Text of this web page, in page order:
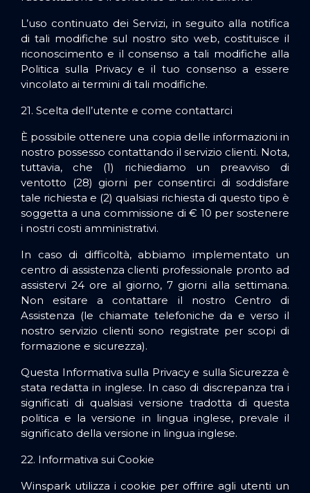
L’uso continuato dei Servizi, in seguito alla notifica
di tali modifiche sul nostro sito web, costituisce il
riconoscimento e il consenso a tali modifiche alla
Politica sulla Privacy e il tuo consenso a essere
vincolato ai termini di tali modifiche.
21. Scelta dell’utente e come contattarci
È possibile ottenere una copia delle informazioni in
nostro possesso contattando il servizio clienti. Nota,
tuttavia, che (1) richiediamo un preavviso di
ventotto (28) giorni per consentirci di soddisfare
tale richiesta e (2) qualsiasi richiesta di questo tipo è
soggetta a una commissione di € 10 per sostenere
i nostri costi amministrativi.
In caso di difficoltà, abbiamo implementato un
centro di assistenza clienti professionale pronto ad
assistervi 24 ore al giorno, 7 giorni alla settimana.
Non esitare a contattare il nostro Centro di
Assistenza (le chiamate telefoniche da e verso il
nostro servizio clienti sono registrate per scopi di
formazione e sicurezza).
Questa Informativa sulla Privacy e sulla Sicurezza è
stata redatta in inglese. In caso di discrepanza tra i
significati di qualsiasi versione tradotta di questa
politica e la versione in lingua inglese, prevale il
significato della versione in lingua inglese.
22. Informativa sui Cookie
Winspark utilizza i cookie per offrire agli utenti un